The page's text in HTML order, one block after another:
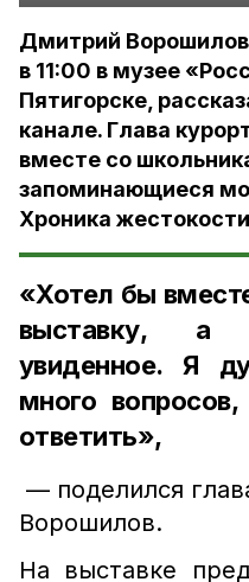
Дмитрий
в 11:00 в музее
Пятигорске,
канале. Глава
вместе со
запоминающиеся
Хроника
«Хотел бы
выставку, а
увиденное. Я
много
ответить»,
— поделился
Ворошилов.
На выставке